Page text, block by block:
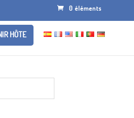
0 éléments
HÔTE